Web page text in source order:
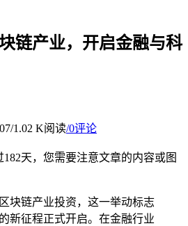
链产业，开启金融与科
/1.02 K阅读/0评论
182天，您需要注意文章的内容或图
块链产业投资，这一举动标志
新征程正式开启。在金融行业